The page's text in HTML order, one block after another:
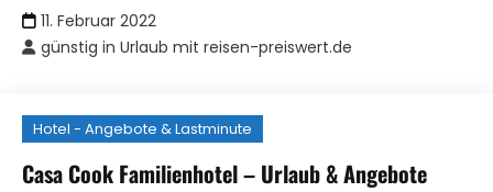
11. Februar 2022
günstig in Urlaub mit reisen-preiswert.de
Hotel - Angebote & Lastminute
Casa Cook Familienhotel – Urlaub & Angebote